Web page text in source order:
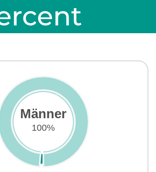
Männer
100%